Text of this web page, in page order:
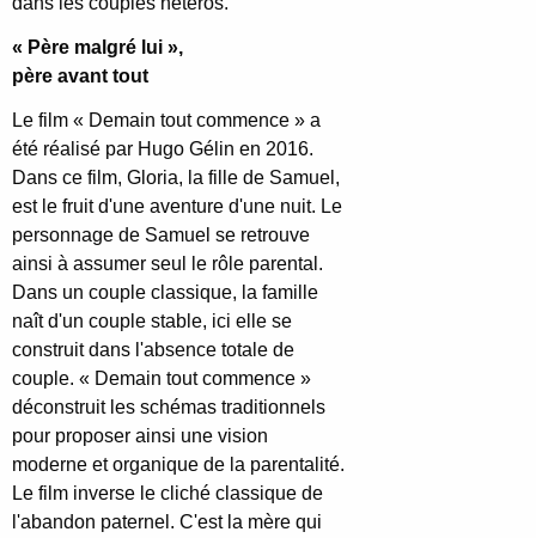
« Père malgré lui »,
père avant tout
Le film « Demain tout commence » a
été réalisé par Hugo Gélin en 2016.
Dans ce film, Gloria, la fille de Samuel,
est le fruit d'une aventure d'une nuit. Le
personnage de Samuel se retrouve
ainsi à assumer seul le rôle parental.
Dans un couple classique, la famille
naît d'un couple stable, ici elle se
construit dans l'absence totale de
couple. « Demain tout commence »
déconstruit les schémas traditionnels
pour proposer ainsi une vision
moderne et organique de la parentalité.
Le film inverse le cliché classique de
l'abandon paternel. C'est la mère qui